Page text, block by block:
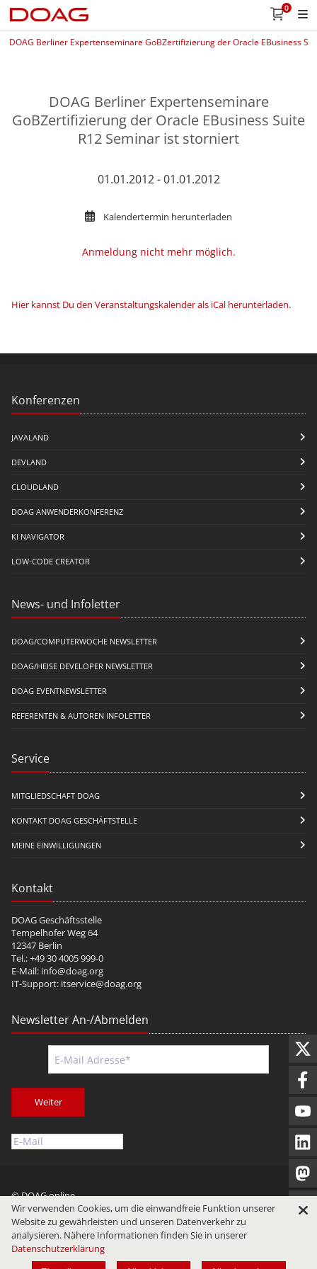
0
DOAG Berliner Expertenseminare GoBZertifizierung der Oracle EBusiness
DOAG Berliner Expertenseminare
GoBZertifizierung der Oracle EBusiness Suite
R12 Seminar ist storniert
01.01.2012 - 01.01.2012
Kalendertermin herunterladen
Anmeldung nicht mehr möglich.
Hier kannst Du den Veranstaltungskalender als iCal herunterladen.
Konferenzen
JAVALAND
DEVLAND
CLOUDLAND
DOAG ANWENDERKONFERENZ
KI NAVIGATOR
LOW-CODE CREATOR
News- und Infoletter
DOAG/COMPUTERWOCHE NEWSLETTER
DOAG/HEISE DEVELOPER NEWSLETTER
DOAG EVENTNEWSLETTER
REFERENTEN & AUTOREN INFOLETTER
Service
MITGLIEDSCHAFT DOAG
KONTAKT DOAG GESCHÄFTSTELLE
MEINE EINWILLIGUNGEN
Kontakt
DOAG Geschäftsstelle
Tempelhofer Weg 64
12347 Berlin
Tel.: +49 30 4005 999-0
E-Mail: info@doag.org
IT-Support: itservice@doag.org
Newsletter An-/Abmelden
Weiter
© DOAG online
Impressum
Datenschutz Nutzungsbedingungen
Wir verwenden Cookies, um die einwandfreie Funktion unserer
Website zu gewährleisten und unseren Datenverkehr zu
analysieren. Nähere Informationen finden Sie in unserer
Datenschutzerklärung